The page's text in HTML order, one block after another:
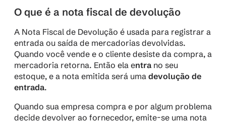
O que é a nota fiscal de devolução
A Nota Fiscal de Devolução é usada para registrar a
entrada ou saída de mercadorias devolvidas.
Quando você vende e o cliente desiste da compra, a
mercadoria retorna. Então ela entra no seu
estoque, e a nota emitida será uma devolução de
entrada.
Quando sua empresa compra e por algum problema
decide devolver ao fornecedor, emite-se uma nota